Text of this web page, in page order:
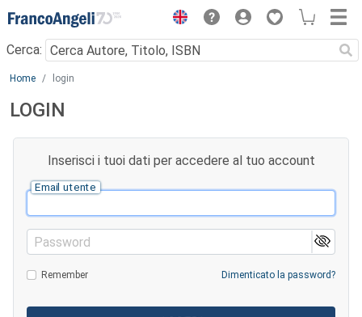
Menu
Cerca:
Main content
Home login
LOGIN
Inserisci i tuoi dati per accedere al tuo account
Email utente
Password
Remember Dimenticato la password?